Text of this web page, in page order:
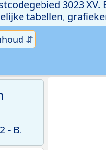
3023
tabellen,
⇵
- B.